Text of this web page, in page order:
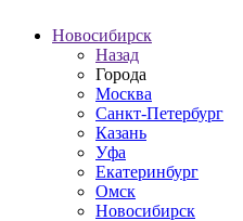
Новосибирск
Назад
Города
Москва
Санкт-Петербург
Казань
Уфа
Екатеринбург
Омск
Новосибирск